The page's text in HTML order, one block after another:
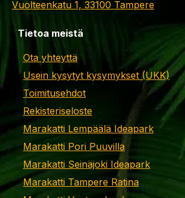
Vuolteenkatu 1, 33100 Tampere
Tietoa meistä
Ota yhteyttä
Usein kysytyt kysymykset (UKK)
Toimitusehdot
Rekisteriseloste
Marakatti Lempäälä Ideapark
Marakatti Pori Puuvilla
Marakatti Seinäjoki Ideapark
Marakatti Tampere Ratina